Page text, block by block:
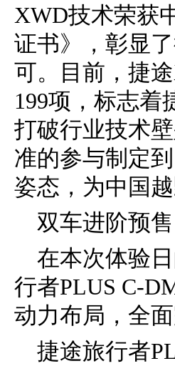
XWD技术荣获
证书》，彰显
可。目前，捷
199项，标志着
打破行业技术
准的参与制定
姿态，为中国
双车进阶预
在本次体验
行者PLUS C-
动力布局，全
捷途旅行者